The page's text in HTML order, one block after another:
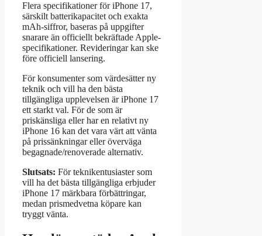
Flera specifikationer för iPhone 17,
särskilt batterikapacitet och exakta
mAh-siffror, baseras på uppgifter
snarare än officiellt bekräftade Apple-
specifikationer. Revideringar kan ske
före officiell lansering.
För konsumenter som värdesätter ny
teknik och vill ha den bästa
tillgängliga upplevelsen är iPhone 17
ett starkt val. För de som är
priskänsliga eller har en relativt ny
iPhone 16 kan det vara värt att vänta
på prissänkningar eller överväga
begagnade/renoverade alternativ.
Slutsats: För teknikentusiaster som
vill ha det bästa tillgängliga erbjuder
iPhone 17 märkbara förbättringar,
medan prismedvetna köpare kan
tryggt vänta.